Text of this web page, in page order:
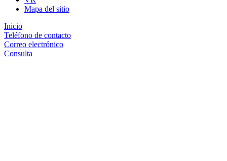
Mapa del sitio
Inicio
Teléfono de contacto
Correo electrónico
Consulta